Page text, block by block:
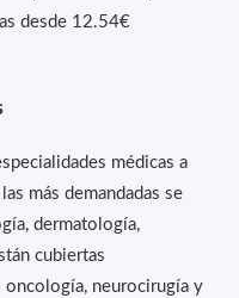
desde 12.54€
médicas a
más demandadas se
dermatología,
cubiertas
neurocirugía y